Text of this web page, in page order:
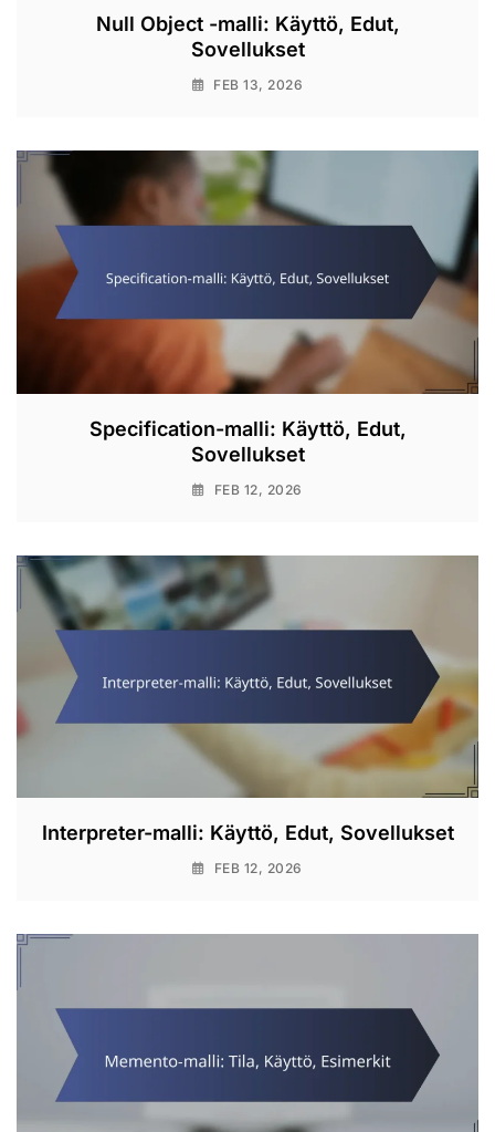
Null Object -malli: Käyttö, Edut,
Sovellukset
FEB 13, 2026
Specification-malli: Käyttö, Edut,
Sovellukset
FEB 12, 2026
Interpreter-malli: Käyttö, Edut, Sovellukset
FEB 12, 2026